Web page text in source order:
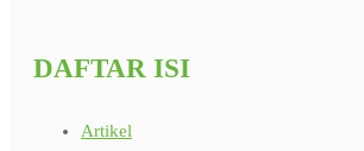
DAFTAR ISI
Artikel